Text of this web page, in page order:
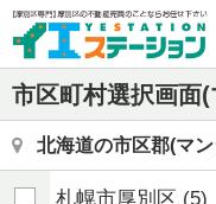
市区町村選択画面
北海道の市区郡(マ
札幌市厚別区 (5)